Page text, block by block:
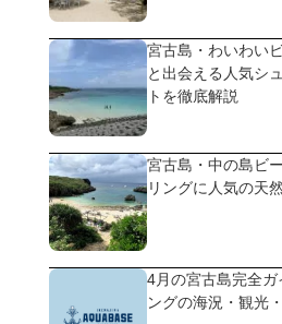
宮古島・わいわい
と出会える人気シ
トを徹底解説
宮古島・中の島ビ
リングに人気の天
4月の宮古島完全ガ
ングの海況・観光